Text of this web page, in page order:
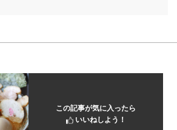
この記事が気に入ったら
いいねしよう！